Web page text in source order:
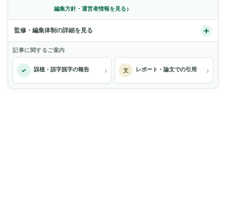
編集方針・運営者情報を見る›
監修・編集体制の詳細を見る
記事に関するご案内
✓ 誤植・誤字脱字の報告 › 文 レポート・論文での引用 ›